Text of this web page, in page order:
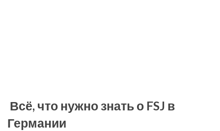
Всё, что нужно знать о FSJ в
Германии